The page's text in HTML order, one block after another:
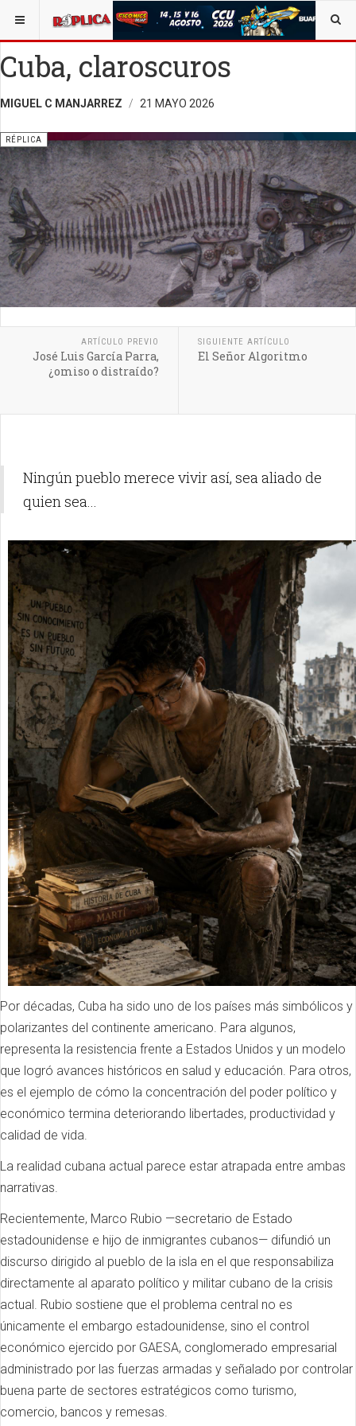
ESTÁ AQUÍ: VIDA Y SOCIEDAD OPINIÓN RÉPLICA
Cuba, claroscuros
MIGUEL C MANJARREZ 21 MAYO 2026
RÉPLICA
ARTÍCULO PREVIO
José Luis García Parra,
¿omiso o distraído?
SIGUIENTE ARTÍCULO
El Señor Algoritmo
Ningún pueblo merece vivir así, sea aliado de
quien sea...
Por décadas, Cuba ha sido uno de los países más simbólicos y
polarizantes del continente americano. Para algunos,
representa la resistencia frente a Estados Unidos y un modelo
que logró avances históricos en salud y educación. Para otros,
es el ejemplo de cómo la concentración del poder político y
económico termina deteriorando libertades, productividad y
calidad de vida.
La realidad cubana actual parece estar atrapada entre ambas
narrativas.
Recientemente, Marco Rubio —secretario de Estado
estadounidense e hijo de inmigrantes cubanos— difundió un
discurso dirigido al pueblo de la isla en el que responsabiliza
directamente al aparato político y militar cubano de la crisis
actual. Rubio sostiene que el problema central no es
únicamente el embargo estadounidense, sino el control
económico ejercido por GAESA, conglomerado empresarial
administrado por las fuerzas armadas y señalado por controlar
buena parte de sectores estratégicos como turismo,
comercio, bancos y remesas.